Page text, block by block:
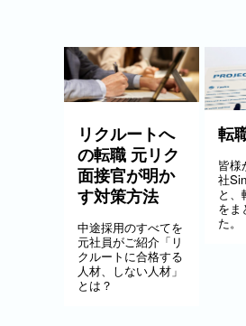
リクルートへ
の転職 元リク
面接官が明か
す対策方法
中途採用のすべてを
元社員がご紹介「リ
クルートに合格する
人材、しない人材」
とは？
転
皆様
社
と、
をま
た。